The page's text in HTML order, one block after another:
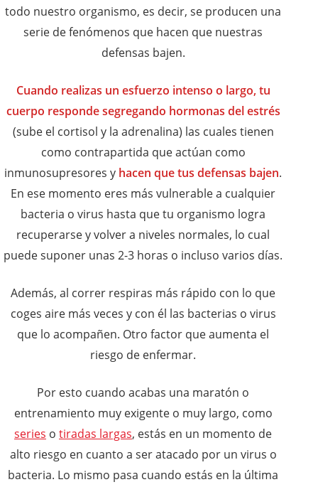
todo nuestro organismo, es decir, se producen una
serie de fenómenos que hacen que nuestras
defensas bajen.
Cuando realizas un esfuerzo intenso o largo, tu
cuerpo responde segregando hormonas del estrés
(sube el cortisol y la adrenalina) las cuales tienen
como contrapartida que actúan como
inmunosupresores y hacen que tus defensas bajen.
En ese momento eres más vulnerable a cualquier
bacteria o virus hasta que tu organismo logra
recuperarse y volver a niveles normales, lo cual
puede suponer unas 2-3 horas o incluso varios días.
Además, al correr respiras más rápido con lo que
coges aire más veces y con él las bacterias o virus
que lo acompañen. Otro factor que aumenta el
riesgo de enfermar.
Por esto cuando acabas una maratón o
entrenamiento muy exigente o muy largo, como
series o tiradas largas, estás en un momento de
alto riesgo en cuanto a ser atacado por un virus o
bacteria. Lo mismo pasa cuando estás en la última